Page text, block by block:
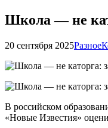
Школа — не
20 сентября 2025Разное
В российском
«Новые Известия»